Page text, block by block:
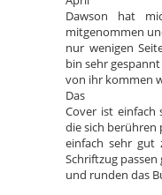
Dawson hat
mitgenommen
nur wenigen
bin sehr
von ihr kommen
Das
Cover ist einfach
die sich berühren
einfach sehr gut
Schriftzug
und runden das